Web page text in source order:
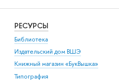
РЕСУРСЫ
Библиотека
Издательский дом ВШЭ
Книжный магазин «БукВышка»
Типография